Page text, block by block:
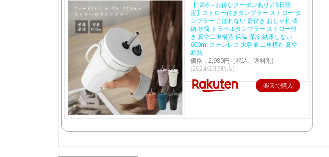
【12時～お得なクーポンあり♪15日限
定】ストロー付きタンブラー ストロー タ
ンブラー こぼれない 蓋付き おしゃれ 収
納 水筒 トラベルタンブラー ストロー付
き 真空二重構造 保温 保冷 結露しない
600ml ステンレス 大容量 二重構造 真空
断熱
価格：2,980円（税込、送料別)
(2024/2/15時点)
楽天で購入